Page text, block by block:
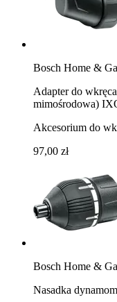
Bosch Home &
Adapter do
mimośrodowa)
Akcesorium do
97,00 zł
Bosch Home &
Nasadka